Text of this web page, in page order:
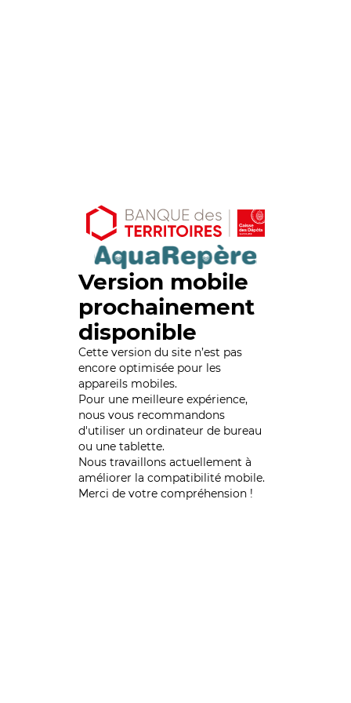
Version mobile
prochainement
disponible
Cette version du site n’est pas
encore optimisée pour les
appareils mobiles.
Pour une meilleure expérience,
nous vous recommandons
d'utiliser un ordinateur de bureau
ou une tablette.
Nous travaillons actuellement à
améliorer la compatibilité mobile.
Merci de votre compréhension !